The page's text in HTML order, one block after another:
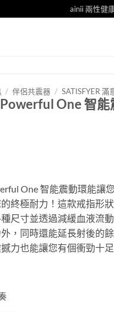
ainii 兩性健
/ 伴侶共震器 / SATISFYER 滿
One 智能
One 智能震動環能讓
終極耐力！這款戒指形
尺寸並透過減緩血液流
，同時還能延長射後的
力也能讓您有個衝勁十